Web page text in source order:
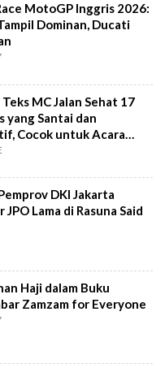
MotoGP Inggris 2026:
Dominan, Ducati
MC Jalan Sehat 17
yang Santai dan
Cocok untuk Acara
DKI Jakarta
JPO Lama di Rasuna Said
Haji dalam Buku
Zamzam for Everyone